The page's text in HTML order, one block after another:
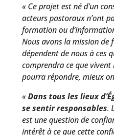
« Ce projet est né d’un
acteurs pastoraux n’ont
formation ou
Nous avons la mission de
dépendent de nous à ces
comprendra ce que
pourra répondre, mieux
«Dans tous les lieux
se sentir responsables.
est une question de
intérêt à ce que cette